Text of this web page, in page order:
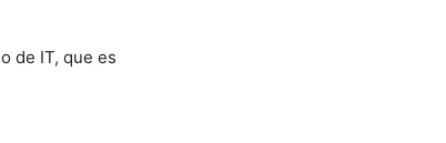
de IT, que es